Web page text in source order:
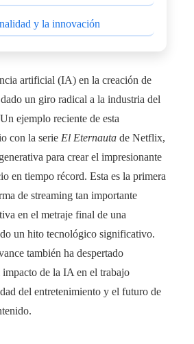
y la innovación
artificial (IA) en la creación de
un giro radical a la industria del
ejemplo reciente de esta
con la serie El Eternauta de Netflix,
para crear el impresionante
en tiempo récord. Esta es la primera
de streaming tan importante
en el metraje final de una
un hito tecnológico significativo.
también ha despertado
de la IA en el trabajo
del entretenimiento y el futuro de